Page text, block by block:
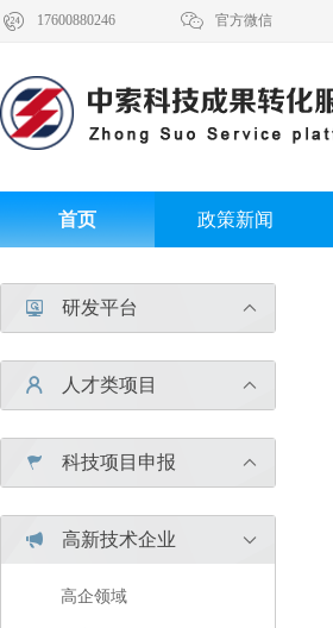
 17600880246  官方微信
首页 政策新闻
 研发平台 
 人才类项目 
 科技项目申报 
 高新技术企业 
高企领域